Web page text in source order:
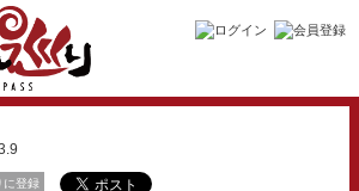
に登録